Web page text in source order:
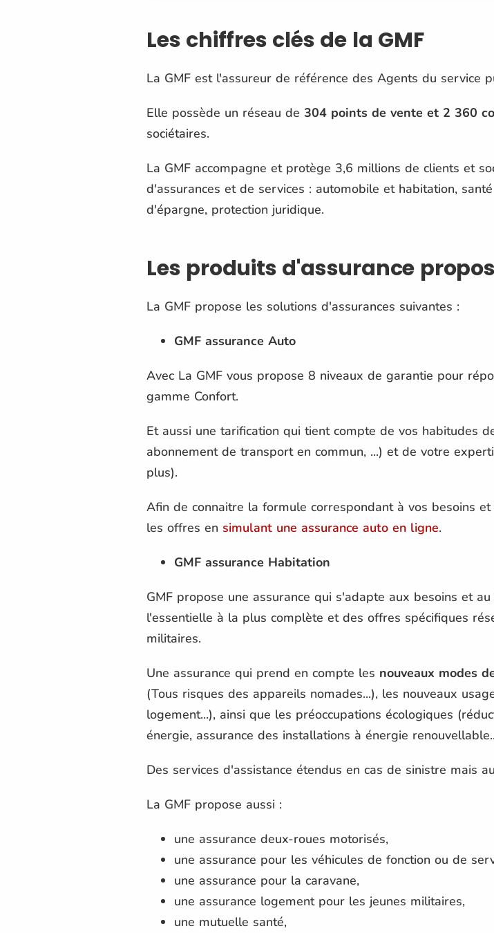
Les chiffres clés de la GMF
La GMF est l'assureur de référence des Agents du service
Elle possède un réseau de 304 points de vente et 2 360
sociétaires.
La GMF accompagne et protège 3,6 millions de clients et
d'assurances et de services : automobile et habitation,
d'épargne, protection juridique.
Les produits d'assurance
La GMF propose les solutions d'assurances suivantes :
GMF assurance Auto
Avec La GMF vous propose 8 niveaux de garantie pour
gamme Confort.
Et aussi une tarification qui tient compte de vos habitudes
abonnement de transport en commun, ...) et de votre
plus).
Afin de connaitre la formule correspondant à vos besoins
les offres en simulant une assurance auto en ligne.
GMF assurance Habitation
GMF propose une assurance qui s'adapte aux besoins et
l'essentielle à la plus complète et des offres spécifiques
militaires.
Une assurance qui prend en compte les nouveaux modes
(Tous risques des appareils nomades...), les nouveaux
logement...), ainsi que les préoccupations écologiques
énergie, assurance des installations à énergie
Des services d'assistance étendus en cas de sinistre mais
La GMF propose aussi :
une assurance deux-roues motorisés,
une assurance pour les véhicules de fonction ou de
une assurance pour la caravane,
une assurance logement pour les jeunes militaires,
une mutuelle santé,